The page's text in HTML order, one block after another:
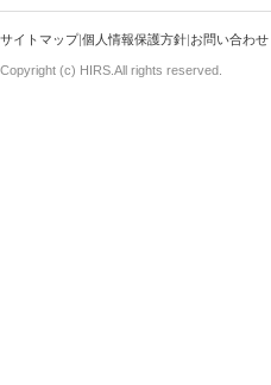
サイトマップ|個人情報保護方針|お問い合わせ
Copyright (c) HIRS.All rights reserved.